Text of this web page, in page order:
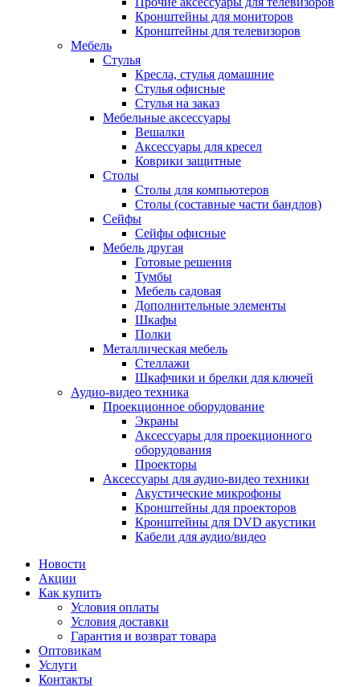
Кронштейны для мониторов
Кронштейны для телевизоров
Мебель
Стулья
Кресла, стулья домашние
Стулья офисные
Стулья на заказ
Мебельные аксессуары
Вешалки
Аксессуары для кресел
Коврики защитные
Столы
Столы для компьютеров
Столы (составные части бандлов)
Сейфы
Сейфы офисные
Мебель другая
Готовые решения
Тумбы
Мебель садовая
Дополнительные элементы
Шкафы
Полки
Металлическая мебель
Стеллажи
Шкафчики и брелки для ключей
Аудио-видео техника
Проекционное оборудование
Экраны
Аксессуары для проекционного
оборудования
Проекторы
Аксессуары для аудио-видео техники
Акустические микрофоны
Кронштейны для проекторов
Кронштейны для DVD акустики
Кабели для аудио/видео
Новости
Акции
Как купить
Условия оплаты
Условия доставки
Гарантия и возврат товара
Оптовикам
Услуги
Контакты